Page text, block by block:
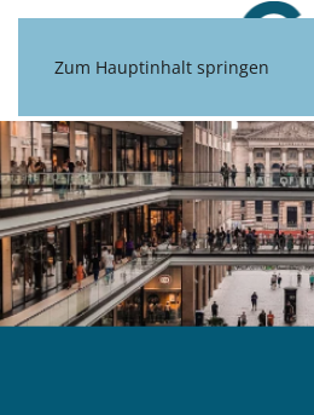
Zum Hauptinhalt springen